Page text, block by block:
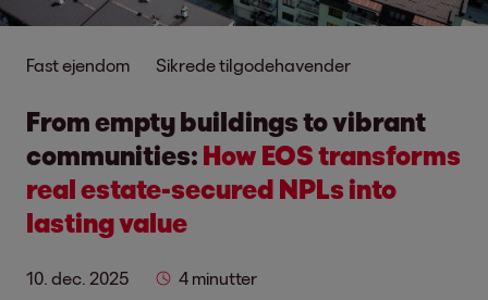
Fast ejendom Sikrede tilgodehavender
From empty buildings to vibrant
communities: How EOS transforms
real estate-secured NPLs into
lasting value
10. dec. 2025 4 minutter